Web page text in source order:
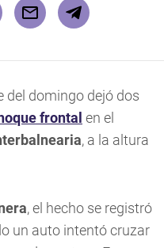
del domingo dejó dos
frontal en el
, a la altura
, el hecho se registró
un auto intentó cruzar